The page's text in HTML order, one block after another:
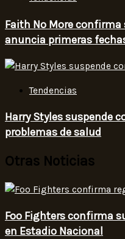
Faith No More confirma
anuncia primeras
Tendencias
Harry Styles suspende
problemas de salud
Otras Noticias
Foo Fighters confirma
en Estadio Nacional